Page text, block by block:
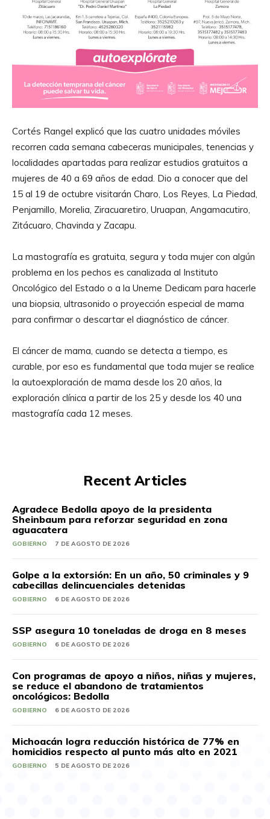
Cortés Rangel explicó que las cuatro unidades móviles
recorren cada semana cabeceras municipales, tenencias y
localidades apartadas para realizar estudios gratuitos a
mujeres de 40 a 69 años de edad. Dio a conocer que del
15 al 19 de octubre visitarán Charo, Los Reyes, La Piedad,
Penjamillo, Morelia, Ziracuaretiro, Uruapan, Angamacutiro,
Zitácuaro, Chavinda y Zacapu.
La mastografía es gratuita, segura y toda mujer con algún
problema en los pechos es canalizada al Instituto
Oncológico del Estado o a la Uneme Dedicam para hacerle
una biopsia, ultrasonido o proyección especial de mama
para confirmar o descartar el diagnóstico de cáncer.
El cáncer de mama, cuando se detecta a tiempo, es
curable, por eso es fundamental que toda mujer se realice
la autoexploración de mama desde los 20 años, la
exploración clínica a partir de los 25 y desde los 40 una
mastografía cada 12 meses.
Recent Articles
Agradece Bedolla apoyo de la presidenta
Sheinbaum para reforzar seguridad en zona
aguacatera
GOBIERNO 7 DE AGOSTO DE 2026
Golpe a la extorsión: En un año, 50 criminales y 9
cabecillas delincuenciales detenidas
GOBIERNO 6 DE AGOSTO DE 2026
SSP asegura 10 toneladas de droga en 8 meses
GOBIERNO 6 DE AGOSTO DE 2026
Con programas de apoyo a niños, niñas y mujeres,
se reduce el abandono de tratamientos
oncológicos: Bedolla
GOBIERNO 6 DE AGOSTO DE 2026
Michoacán logra reducción histórica de 77% en
homicidios respecto al punto más alto en 2021
GOBIERNO 5 DE AGOSTO DE 2026